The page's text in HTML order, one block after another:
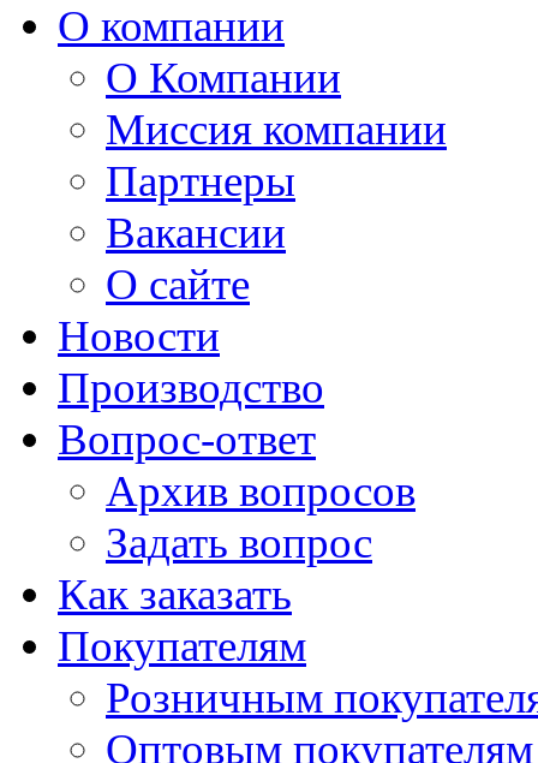
О компании
О Компании
Миссия компании
Партнеры
Вакансии
О сайте
Новости
Производство
Вопрос-ответ
Архив вопросов
Задать вопрос
Как заказать
Покупателям
Розничным
Оптовым покупателям